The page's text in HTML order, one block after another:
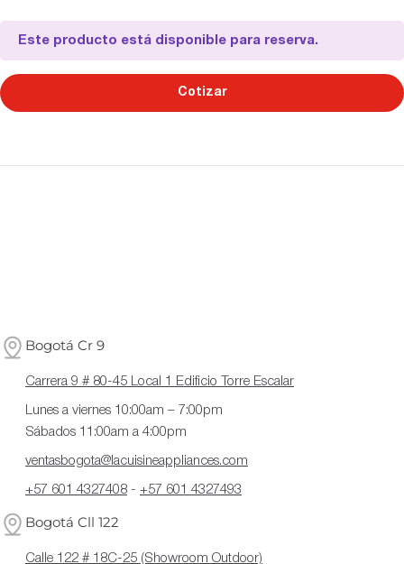
Este producto está disponible para reserva.
Cotizar
Bogotá Cr 9
Carrera 9 # 80-45 Local 1 Edificio Torre Escalar
Lunes a viernes 10:00am – 7:00pm
Sábados 11:00am a 4:00pm
ventasbogota@lacuisineappliances.com
+57 601 4327408 - +57 601 4327493
Bogotá Cll 122
Calle 122 # 18C-25 (Showroom Outdoor)